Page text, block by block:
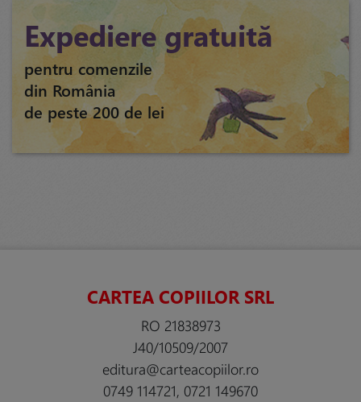
Expediere gratuită
pentru comenzile
din România
de peste 200 de lei
CARTEA COPIILOR SRL
RO 21838973
J40/10509/2007
editura@carteacopiilor.ro
0749 114721, 0721 149670